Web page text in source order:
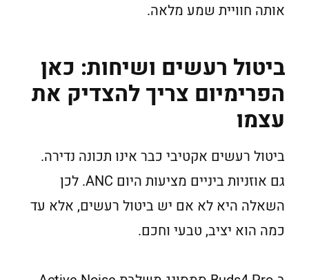
אותה חוויית שמע מלאה.
ביטול רעשים ושיחות: כאן
הפרימיום צריך להצדיק את
עצמו
ביטול רעשים אקטיבי כבר אינו תכונה נדירה.
גם אוזניות ביניים מציעות היום ANC. לכן
השאלה היא לא אם יש ביטול רעשים, אלא עד
כמה הוא יציב, טבעי וחכם.